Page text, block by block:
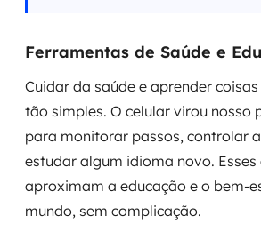
Ferramentas de Saúde e
Cuidar da saúde e aprender
tão simples. O celular virou nosso
para monitorar passos, controlar
estudar algum idioma novo.
aproximam a educação e o bem-
mundo, sem complicação.